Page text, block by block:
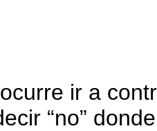
ir a
“no”